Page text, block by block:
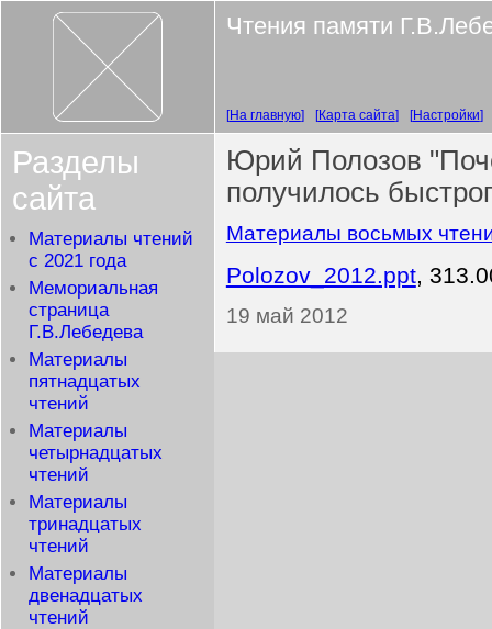
Чтения памяти
На главную Карта сайта Настройки
Разделы
сайта
Материалы чтений
с 2021 года
Мемориальная
страница
Г.В.Лебедева
Материалы
пятнадцатых
чтений
Материалы
четырнадцатых
чтений
Материалы
тринадцатых
чтений
Материалы
двенадцатых
чтений
Юрий Полозов
получилось
Материалы восьмых
Polozov_2012.ppt,
19 май 2012